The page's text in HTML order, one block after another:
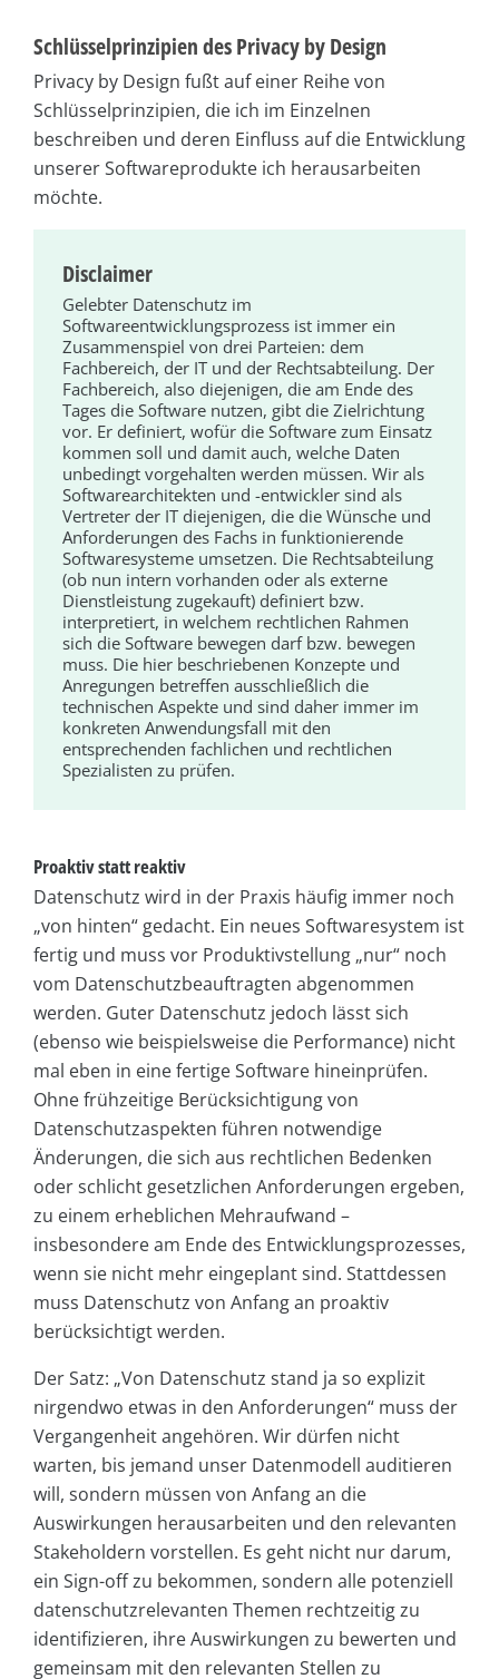
Schlüsselprinzipien des Privacy by Design
Privacy by Design fußt auf einer Reihe von
Schlüsselprinzipien, die ich im Einzelnen
beschreiben und deren Einfluss auf die Entwicklung
unserer Softwareprodukte ich herausarbeiten
möchte.
Disclaimer
Gelebter Datenschutz im
Softwareentwicklungsprozess ist immer ein
Zusammenspiel von drei Parteien: dem
Fachbereich, der IT und der Rechtsabteilung. Der
Fachbereich, also diejenigen, die am Ende des
Tages die Software nutzen, gibt die Zielrichtung
vor. Er definiert, wofür die Software zum Einsatz
kommen soll und damit auch, welche Daten
unbedingt vorgehalten werden müssen. Wir als
Softwarearchitekten und -entwickler sind als
Vertreter der IT diejenigen, die die Wünsche und
Anforderungen des Fachs in funktionierende
Softwaresysteme umsetzen. Die Rechtsabteilung
(ob nun intern vorhanden oder als externe
Dienstleistung zugekauft) definiert bzw.
interpretiert, in welchem rechtlichen Rahmen
sich die Software bewegen darf bzw. bewegen
muss. Die hier beschriebenen Konzepte und
Anregungen betreffen ausschließlich die
technischen Aspekte und sind daher immer im
konkreten Anwendungsfall mit den
entsprechenden fachlichen und rechtlichen
Spezialisten zu prüfen.
Proaktiv statt reaktiv
Datenschutz wird in der Praxis häufig immer noch
„von hinten“ gedacht. Ein neues Softwaresystem ist
fertig und muss vor Produktivstellung „nur“ noch
vom Datenschutzbeauftragten abgenommen
werden. Guter Datenschutz jedoch lässt sich
(ebenso wie beispielsweise die Performance) nicht
mal eben in eine fertige Software hineinprüfen.
Ohne frühzeitige Berücksichtigung von
Datenschutzaspekten führen notwendige
Änderungen, die sich aus rechtlichen Bedenken
oder schlicht gesetzlichen Anforderungen ergeben,
zu einem erheblichen Mehraufwand –
insbesondere am Ende des Entwicklungsprozesses,
wenn sie nicht mehr eingeplant sind. Stattdessen
muss Datenschutz von Anfang an proaktiv
berücksichtigt werden.
Der Satz: „Von Datenschutz stand ja so explizit
nirgendwo etwas in den Anforderungen“ muss der
Vergangenheit angehören. Wir dürfen nicht
warten, bis jemand unser Datenmodell auditieren
will, sondern müssen von Anfang an die
Auswirkungen herausarbeiten und den relevanten
Stakeholdern vorstellen. Es geht nicht nur darum,
ein Sign-off zu bekommen, sondern alle potenziell
datenschutzrelevanten Themen rechtzeitig zu
identifizieren, ihre Auswirkungen zu bewerten und
gemeinsam mit den relevanten Stellen zu